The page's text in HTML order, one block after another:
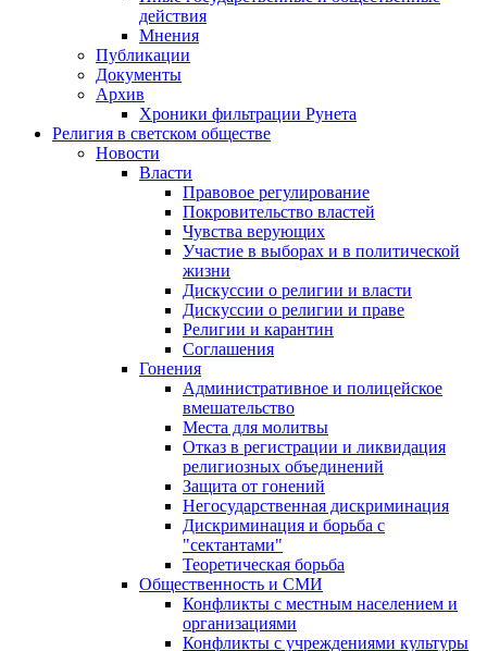
действия
Мнения
Публикации
Документы
Архив
Хроники фильтрации Рунета
Религия в светском обществе
Новости
Власти
Правовое регулирование
Покровительство властей
Чувства верующих
Участие в выборах и в политической
жизни
Дискуссии о религии и власти
Дискуссии о религии и праве
Религии и карантин
Соглашения
Гонения
Административное и полицейское
вмешательство
Места для молитвы
Отказ в регистрации и ликвидация
религиозных объединений
Защита от гонений
Негосударственная дискриминация
Дискриминация и борьба с
"сектантами"
Теоретическая борьба
Общественность и СМИ
Конфликты с местным населением и
организациями
Конфликты с учреждениями культуры